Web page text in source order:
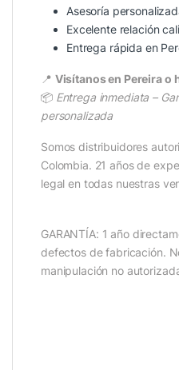
Asesoría
Excelente relación
Entrega rápida en
📍 Visítanos en Pereira o
📦 Entrega inmediata –
personalizada
Somos distribuidores
Colombia. 21 años de
legal en todas nuestras
GARANTÍA: 1 año
defectos de fabricación.
manipulación no